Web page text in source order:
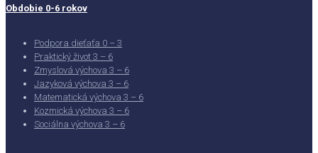
Obdobie 0-6 rokov
Podpora dieťaťa 0 – 3
Praktický život 3 – 6
Zmyslová výchova 3 – 6
Jazyková výchova 3 – 6
Matematická výchova 3 – 6
Kozmická výchova 3 – 6
Sociálna výchova 3 – 6